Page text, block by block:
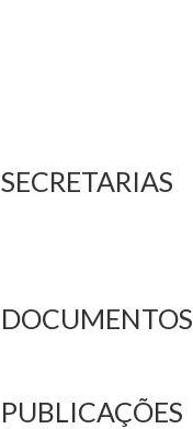
SECRETARIAS
DOCUMENTOS
PUBLICAÇÕES